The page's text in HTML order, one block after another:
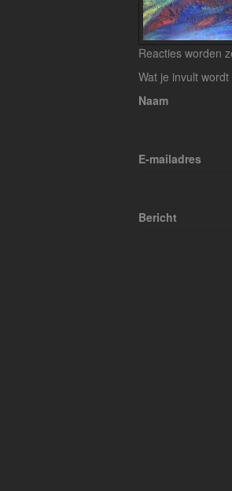
Reacties worden
Wat je invult
Naam
E-mailadres
Bericht